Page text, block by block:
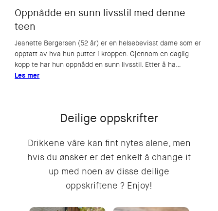
Oppnådde en sunn livsstil med denne
teen
Jeanette Bergersen (52 år) er en helsebevisst dame som er
opptatt av hva hun putter i kroppen. Gjennom en daglig
kopp te har hun oppnådd en sunn livsstil. Etter å ha…
Les mer
Deilige oppskrifter
Drikkene våre kan fint nytes alene, men
hvis du ønsker er det enkelt å change it
up med noen av disse deilige
oppskriftene ? Enjoy!